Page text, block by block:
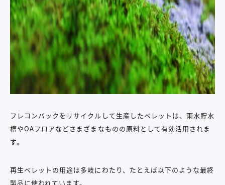
フレコンバックをリサイクルして生産したペレットは、雨水貯水
槽やOAフロアなどさまざまなものの原料として有効活用されま
す。
再生ペレットの用途は多岐にわたり、たとえば以下のような最終
製品に使われています。